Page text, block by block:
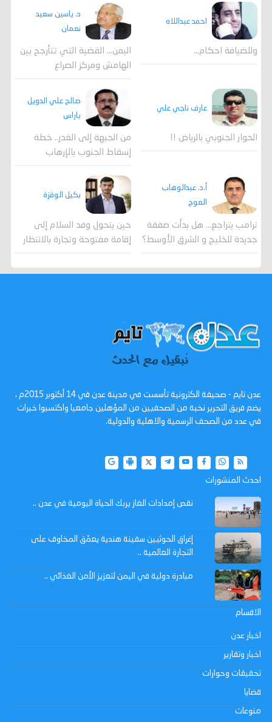
احمد عبداللاه
وللضيافة احكام…
د. ياسين سعيد
نعمان
اليمن… القضية التي تتأرجح بين
الهامش ومركز الصراع
عارف ناجي علي
الحوار الجنوبي بالرياض !!
صالح علي الدويل
باراس
من الجبهة إلى الغدر.. خطة
إسقاط الجنوب بالإرهاب
أ.د. عبدالوهاب
العوج
ترامب يتراجع... هل بدأت صفقة
جديدة للخليج و الشرق الأوسط؟
بكيل الوقزة
حين يتحول وفد السلام إلى
إقامة مفتوحة وتجارة بالانتظار
عدن تايم - صحيفة الكترونية تأسست في مدينة عدن في 14 أكتوبر 2015م ،
يضم فريق التحرير نخبة من الصحفيين من المؤهلين جامعيا واكتسبوا خبرات
في عدد من الصحف الرسمية والاهلية والدولية.
احدث المنشورات
نقص إمدادات الغاز يربك الحياة اليومية في عدن ..
إغراق الحوثيين سفينة هندية يعمّق المخاوف على
التجارة العالمية ..
مبادرة دولية في اليمن لتعزيز الأمن الغذائي ..
الاقسام
اخبار عدن
اخبار وتقارير
تحقيقات وحوارات
قضايا
منوعات